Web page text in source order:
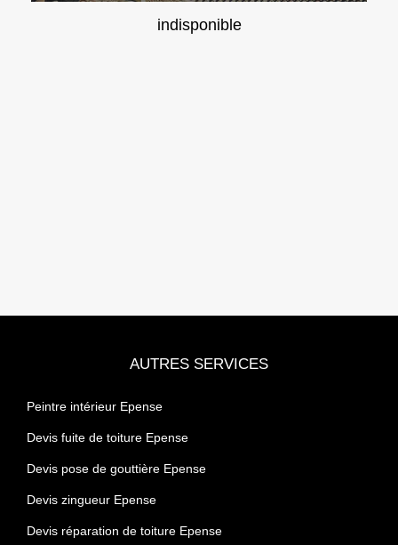
indisponible
AUTRES SERVICES
Peintre intérieur Epense
Devis fuite de toiture Epense
Devis pose de gouttière Epense
Devis zingueur Epense
Devis réparation de toiture Epense